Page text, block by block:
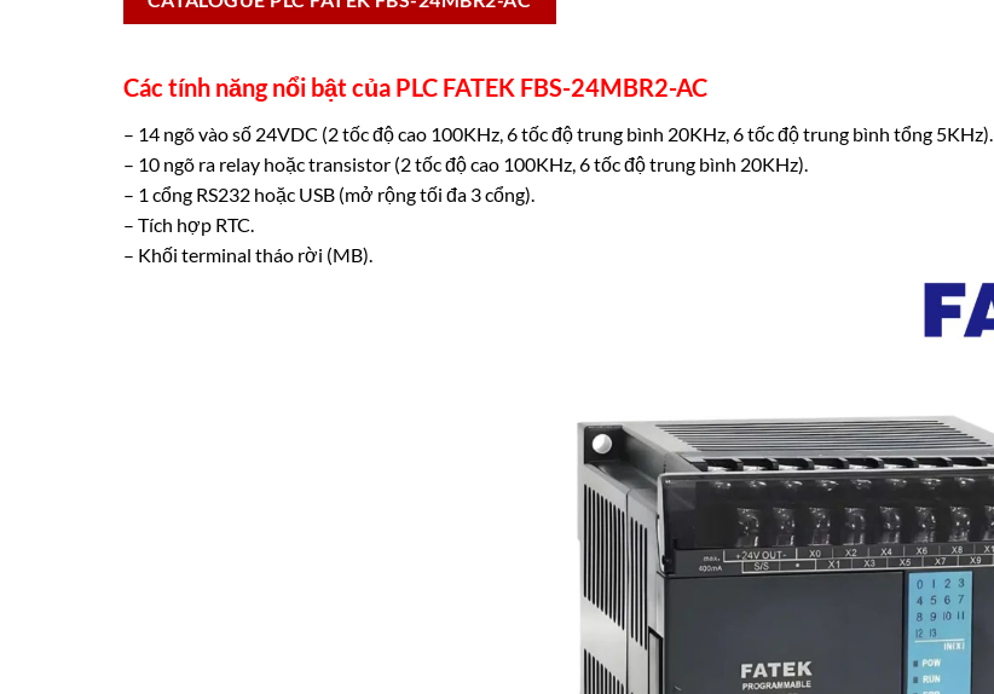
Các tính năng nổi bật của PLC FATEK FBS-24MBR2-AC
– 14 ngõ vào số 24VDC (2 tốc độ cao 100KHz, 6 tốc độ trung bình 20KHz, 6 tốc độ trung bình tổng 5KHz).
– 10 ngõ ra relay hoặc transistor (2 tốc độ cao 100KHz, 6 tốc độ trung bình 20KHz).
– 1 cổng RS232 hoặc USB (mở rộng tối đa 3 cổng).
– Tích hợp RTC.
– Khối terminal tháo rời (MB).